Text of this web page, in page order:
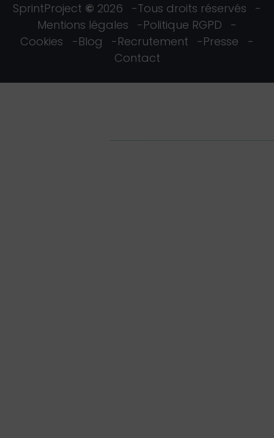
SprintProject © 2026
Tous droits réservés
Mentions légales
Politique RGPD
Cookies
Blog Recrutement
Presse
Contact